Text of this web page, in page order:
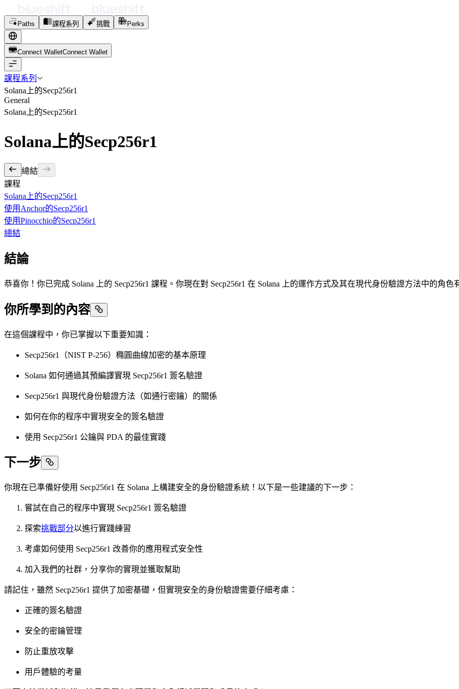
Paths 課程系列 挑戰 Perks
Connect WalletConnect Wal et
課程系列
Solana上的Secp256r1
General
Solana上的Secp256r1
Solana上的Secp256r1
總結
課程
Solana上的Secp256r1
使用Anchor的Secp256r1
使用Pinocchio的Secp256r1
總結
結論
恭喜你！你已完成 Solana 上的 Secp256r1 課程。你現在對 Secp256r1 在 Solana 上的運作方式及其在現代身份驗證方法中的角色
你所學到的內容
在這個課程中，你已掌握以下重要知識：
Secp256r1（NIST P-256）橢圓曲線加密的基本原理
Solana 如何通過其預編譯實現 Secp256r1 簽名驗證
Secp256r1 與現代身份驗證方法（如通行密鑰）的關係
如何在你的程序中實現安全的簽名驗證
使用 Secp256r1 公鑰與 PDA 的最佳實踐
下一步
你現在已準備好使用 Secp256r1 在 Solana 上構建安全的身份驗證系統！以下是一些建議的下一步：
嘗試在自己的程序中實現 Secp256r1 簽名驗證
探索挑戰部分以進行實踐練習
考慮如何使用 Secp256r1 改善你的應用程式安全性
加入我們的社群，分享你的實現並獲取幫助
請記住，雖然 Secp256r1 提供了加密基礎，但實現安全的身份驗證需要仔細考慮：
正確的簽名驗證
安全的密鑰管理
防止重放攻擊
用戶體驗的考量